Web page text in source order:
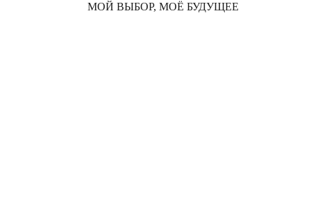
МОЙ ВЫБОР, МОЁ БУДУЩЕЕ